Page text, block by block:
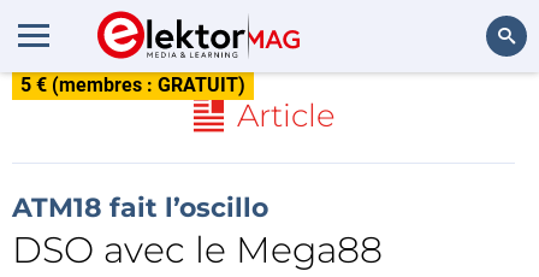
5 € (membres : GRATUIT)
Article
ATM18 fait l’oscillo
DSO avec le Mega88